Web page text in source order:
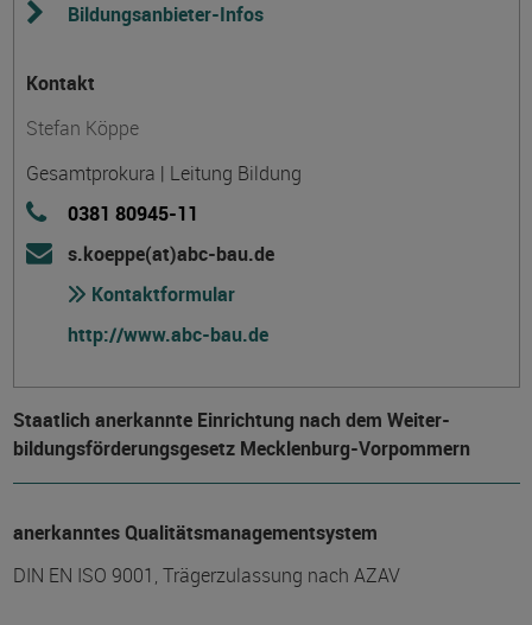
Bildungsanbieter-Infos
Kontakt
Stefan Köppe
Gesamtprokura | Leitung Bildung
0381 80945-11
s.koeppe(at)abc-bau.de
Kontaktformular
http://www.abc-bau.de
Staatlich anerkannte Einrichtung nach dem Weiter­
bildungs­förderungs­gesetz Mecklenburg-Vorpommern
anerkanntes Qualitätsmanagementsystem
DIN EN ISO 9001, Trägerzulassung nach AZAV